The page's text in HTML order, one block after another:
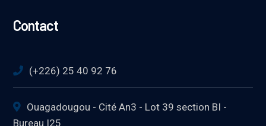
Contact
(+226) 25 40 92 76
Ouagadougou - Cité An3 - Lot 39 section BI -
Bureau I25